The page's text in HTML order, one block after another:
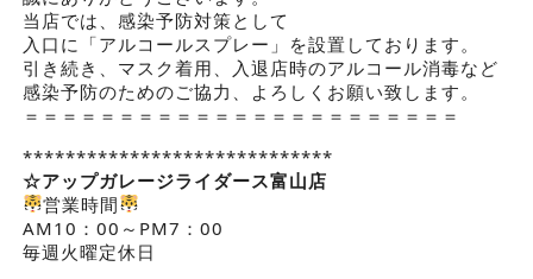
当店では、感染予防対策として
入口に「アルコールスプレー」を設置しております。
引き続き、マスク着用、入退店時のアルコール消毒など
感染予防のためのご協力、よろしくお願い致します。
＝＝＝＝＝＝＝＝＝＝＝＝＝＝＝＝＝＝＝＝＝＝＝
*****************************
☆アップガレージライダース富山店
営業時間
AM10：00～PM7：00
毎週火曜定休日